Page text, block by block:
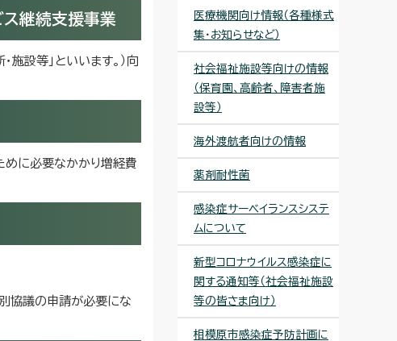
継続支援事業
設等」といいます。）向
めに必要なかかり増経費
協議の申請が必要にな
医療機関向け情報（各種様式
集・お知らせなど）
社会福祉施設等向けの情報
（保育園、高齢者、障害者施
設等）
海外渡航者向けの情報
薬剤耐性菌
感染症サーベイランスシステ
ムについて
新型コロナウイルス感染症に
関する通知等（社会福祉施設
等の皆さま向け）
相模原市感染症予防計画に